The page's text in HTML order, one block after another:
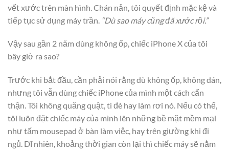
vết xước trên màn hình. Chán nản, tôi quyết định mặc kệ và
tiếp tục sử dụng máy trần. “Dù sao máy cũng đã xước rồi.”
Vậy sau gần 2 năm dùng không ốp, chiếc iPhone X của tôi
bây giờ ra sao?
Trước khi bắt đầu, cần phải nói rằng dù không ốp, không dán,
nhưng tôi vẫn dùng chiếc iPhone của mình một cách cẩn
thận. Tôi không quăng quật, tì đè hay làm rơi nó. Nếu có thể,
tôi luôn đặt chiếc máy của mình lên những bề mặt mềm mại
như tấm mousepad ở bàn làm việc, hay trên giường khi đi
ngủ. Dĩ nhiên, khoảng thời gian còn lại thì chiếc máy sẽ nằm